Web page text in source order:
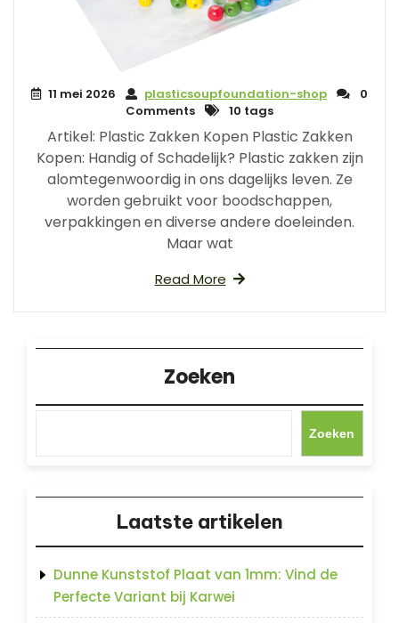
11 mei 2026 plasticsoupfoundation-shop
0
Comments
10 tags
Artikel: Plastic Zakken Kopen Plastic Zakken
Kopen: Handig of Schadelijk? Plastic zakken zijn
alomtegenwoordig in ons dagelijks leven. Ze
worden gebruikt voor boodschappen,
verpakkingen en diverse andere doeleinden.
Maar wat
Read More
Zoeken
Zoeken
Laatste artikelen
Dunne Kunststof Plaat van 1mm: Vind de
Perfecte Variant bij Karwei